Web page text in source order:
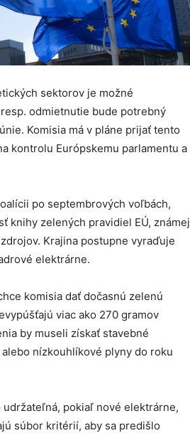
sektorov je možné
odmietnutie bude potrebný
Komisia má v pláne prijať tento
kontrolu Európskemu parlamentu a
po septembrových voľbách,
knihy zelených pravidiel EÚ, známej
Krajina postupne vyraďuje
elektrárne.
komisia dať dočasnú zelenú
viac ako 270 gramov
by museli získať stavebné
nízkouhlíkové plyny do roku
pokiaľ nové elektrárne,
súbor kritérií, aby sa predišlo